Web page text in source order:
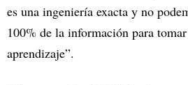
es una ingeniería exacta y no
100% de la información para
aprendizaje”.